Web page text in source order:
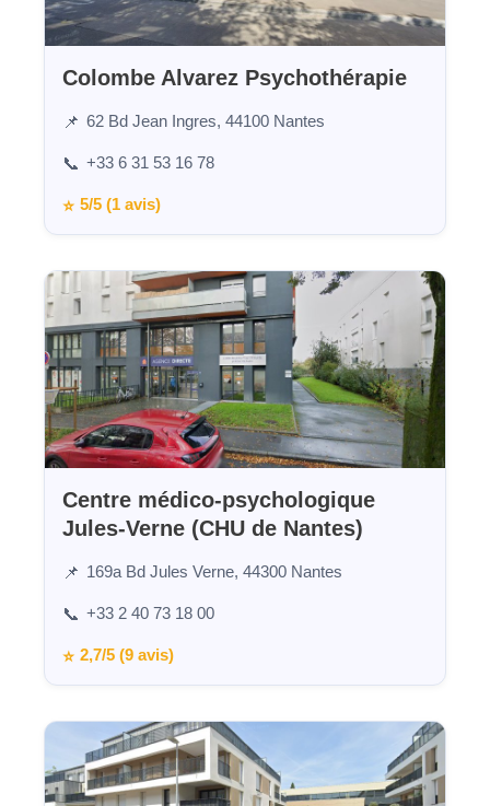
Colombe Alvarez Psychothérapie
📌 62 Bd Jean Ingres, 44100 Nantes
📞 +33 6 31 53 16 78
⭐ 5/5 (1 avis)
Centre médico-psychologique
Jules-Verne (CHU de Nantes)
📌 169a Bd Jules Verne, 44300 Nantes
📞 +33 2 40 73 18 00
⭐ 2,7/5 (9 avis)